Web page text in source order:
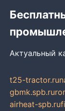
Актуальный
t25-tractor.ru
gbmk.spb.ru
airheat-spb.ru